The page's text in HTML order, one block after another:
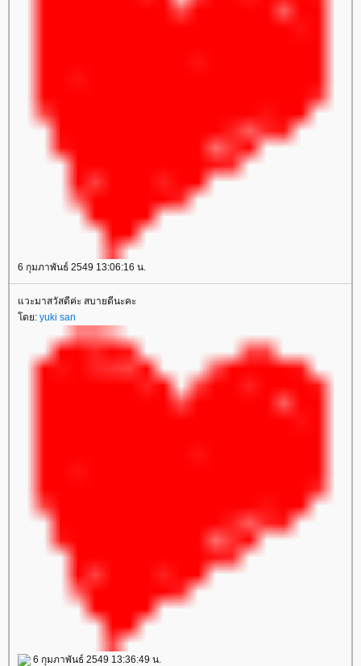
6 กุมภาพันธ์ 2549 13:06:16 น.
วะมาสวัสดีค่ะ สบายดีนะคะ
ดย: yuki san
6 กุมภาพันธ์ 2549 13:36:49 น.